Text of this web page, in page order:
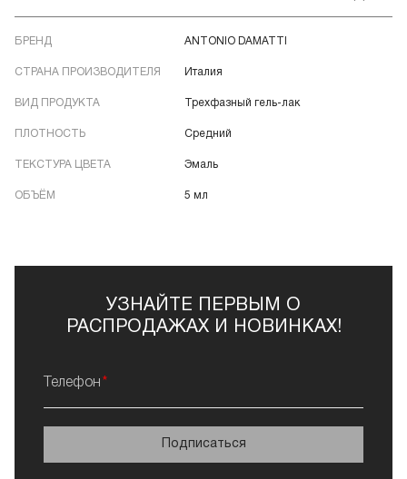
БРЕНД ANTONIO DAMATTI
СТРАНА ПРОИЗВОДИТЕЛЯ Италия
ВИД ПРОДУКТА Трехфазный гель-лак
ПЛОТНОСТЬ Средний
ТЕКСТУРА ЦВЕТА Эмаль
ОБЪЁМ 5 мл
УЗНАЙТЕ ПЕРВЫМ О
РАСПРОДАЖАХ И НОВИНКАХ!
Телефон
Подписаться